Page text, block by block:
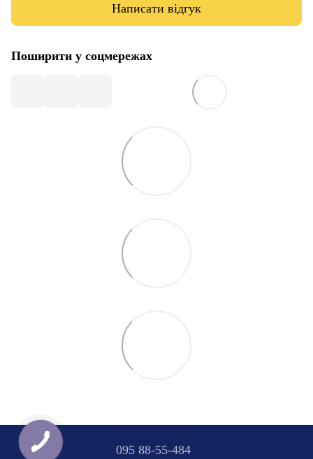
Написати відгук
Поширити у соцмережах
095 88-55-484